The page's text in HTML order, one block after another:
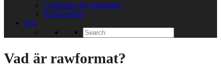
Felsökning för fotografer
Annonsering
Sök
Search
for:
Vad är rawformat?